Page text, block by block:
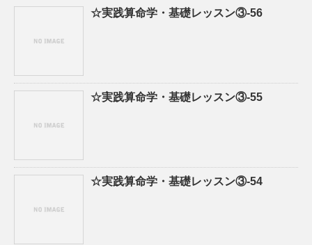
☆実践算命学・基礎レッスン③-56
☆実践算命学・基礎レッスン③-55
☆実践算命学・基礎レッスン③-54